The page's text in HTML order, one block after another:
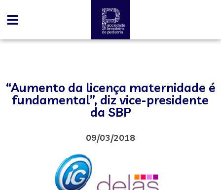
“Aumento da licença maternidade é
fundamental”, diz vice-presidente
da SBP
09/03/2018